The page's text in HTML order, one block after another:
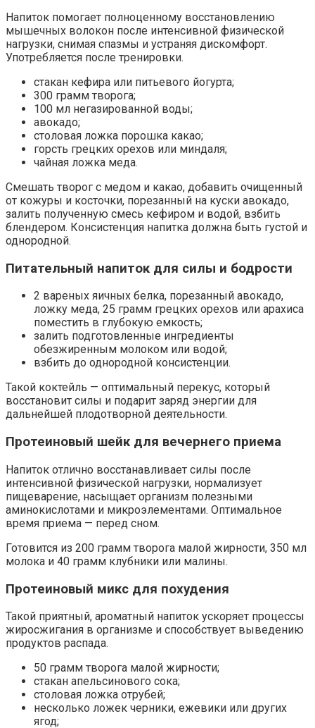
Напиток помогает полноценному восстановлению
мышечных волокон после интенсивной физической
нагрузки, снимая спазмы и устраняя дискомфорт.
Употребляется после тренировки.
стакан кефира или питьевого йогурта;
300 грамм творога;
100 мл негазированной воды;
авокадо;
столовая ложка порошка какао;
горсть грецких орехов или миндаля;
чайная ложка меда.
Смешать творог с медом и какао, добавить очищенный
от кожуры и косточки, порезанный на куски авокадо,
залить полученную смесь кефиром и водой, взбить
блендером. Консистенция напитка должна быть густой и
однородной.
Питательный напиток для силы и бодрости
2 вареных яичных белка, порезанный авокадо,
ложку меда, 25 грамм грецких орехов или арахиса
поместить в глубокую емкость;
залить подготовленные ингредиенты
обезжиренным молоком или водой;
взбить до однородной консистенции.
Такой коктейль — оптимальный перекус, который
восстановит силы и подарит заряд энергии для
дальнейшей плодотворной деятельности.
Протеиновый шейк для вечернего приема
Напиток отлично восстанавливает силы после
интенсивной физической нагрузки, нормализует
пищеварение, насыщает организм полезными
аминокислотами и микроэлементами. Оптимальное
время приема — перед сном.
Готовится из 200 грамм творога малой жирности, 350 мл
молока и 40 грамм клубники или малины.
Протеиновый микс для похудения
Такой приятный, ароматный напиток ускоряет процессы
жиросжигания в организме и способствует выведению
продуктов распада.
50 грамм творога малой жирности;
стакан апельсинового сока;
столовая ложка отрубей;
несколько ложек черники, ежевики или других
ягод;